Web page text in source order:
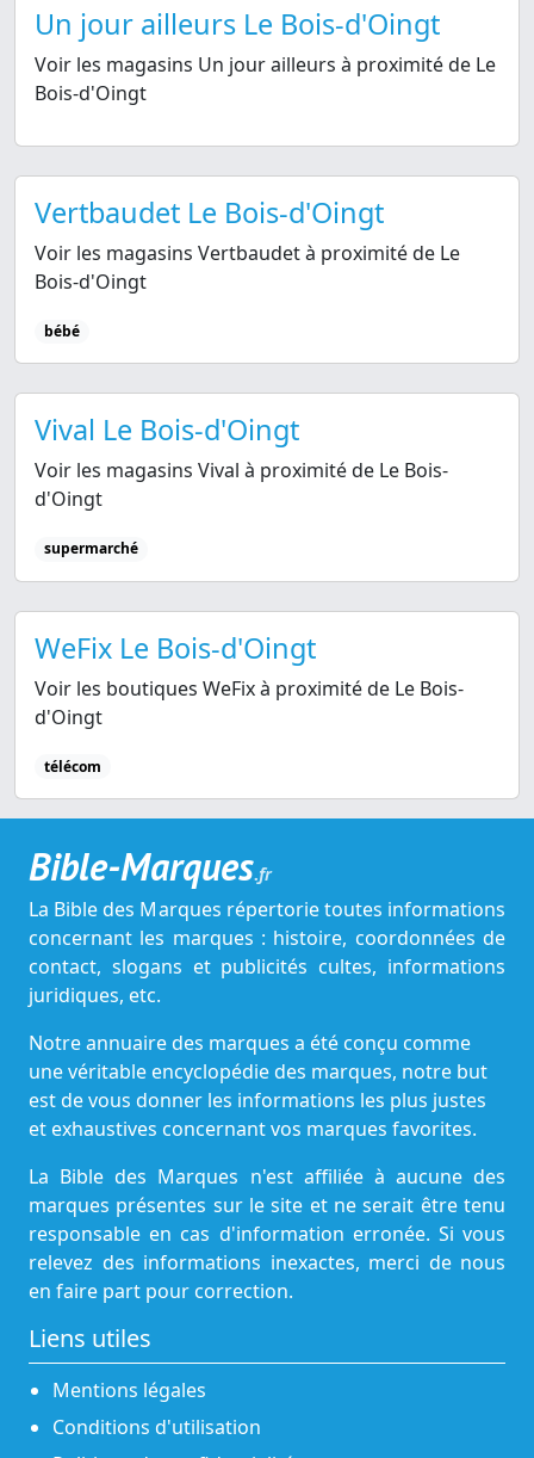
Un jour ailleurs Le Bois-d'Oingt
Voir les magasins Un jour ailleurs à proximité de Le
Bois-d'Oingt
Vertbaudet Le Bois-d'Oingt
Voir les magasins Vertbaudet à proximité de Le
Bois-d'Oingt
bébé
Vival Le Bois-d'Oingt
Voir les magasins Vival à proximité de Le Bois-
d'Oingt
supermarché
WeFix Le Bois-d'Oingt
Voir les boutiques WeFix à proximité de Le Bois-
d'Oingt
télécom
Bible-Marques.fr
La Bible des Marques répertorie toutes informations
concernant les marques : histoire, coordonnées de
contact, slogans et publicités cultes, informations
juridiques, etc.
Notre annuaire des marques a été conçu comme
une véritable encyclopédie des marques, notre but
est de vous donner les informations les plus justes
et exhaustives concernant vos marques favorites.
La Bible des Marques n'est affiliée à aucune des
marques présentes sur le site et ne serait être tenu
responsable en cas d'information erronée. Si vous
relevez des informations inexactes, merci de nous
en faire part pour correction.
Liens utiles
Mentions légales
Conditions d'utilisation